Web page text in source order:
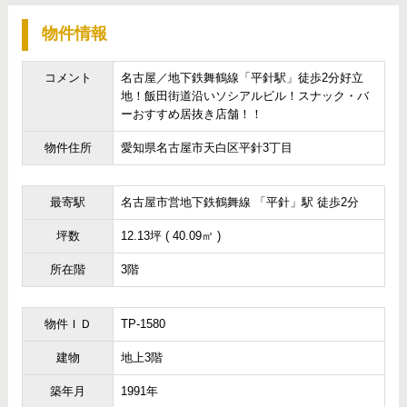
物件情報
コメント
名古屋／地下鉄舞鶴線「平針駅」徒歩2分好立
地！飯田街道沿いソシアルビル！スナック・バ
ーおすすめ居抜き店舗！！
物件住所 愛知県名古屋市天白区平針3丁目
最寄駅 名古屋市営地下鉄鶴舞線 「平針」駅 徒歩2分
坪数 12.13坪 ( 40.09㎡ )
所在階 3階
物件ＩＤ TP-1580
建物 地上3階
築年月 1991年